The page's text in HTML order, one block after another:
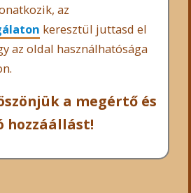
az
keresztül juttasd el
az oldal használhatósága
a megértő és
hozzáállást!